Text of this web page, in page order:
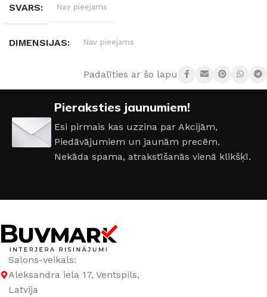
SVARS Nav pieejams
DIMENSIJAS Nav pieejams
DURVJU MATERIĀLS Metāls
DURVJU KĀRBAS IZMĒRS
860 × 2050 mm ,960 × 2050 mm
Padalīties ar šo lapu:
Pieraksties jaunumiem!
Esi pirmais kas uzzina par Akcijām,
Piedāvājumiem un jaunām precēm.
Nekāda spama, atrakstīšanās vienā klikšķī.
Salons-veikals:
Aleksandra iela 17, Ventspils,
Latvija